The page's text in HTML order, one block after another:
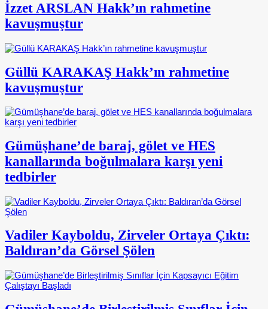
İzzet ARSLAN Hakk’ın rahmetine
kavuşmuştur
Güllü KARAKAŞ Hakk’ın rahmetine
kavuşmuştur
Gümüşhane’de baraj, gölet ve HES
kanallarında boğulmalara karşı yeni
tedbirler
Vadiler Kayboldu, Zirveler Ortaya Çıktı:
Baldıran’da Görsel Şölen